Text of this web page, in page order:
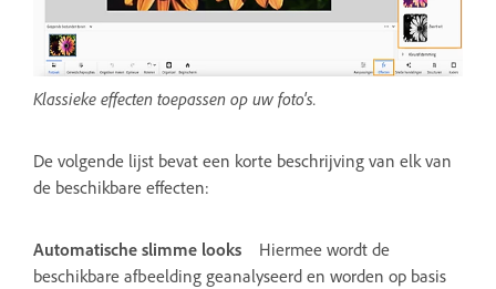
Klassieke effecten toepassen op uw foto's.
De volgende lijst bevat een korte beschrijving van elk van
de beschikbare effecten:
Automatische slimme looks
Hiermee wordt de
beschikbare afbeelding geanalyseerd en worden op basis